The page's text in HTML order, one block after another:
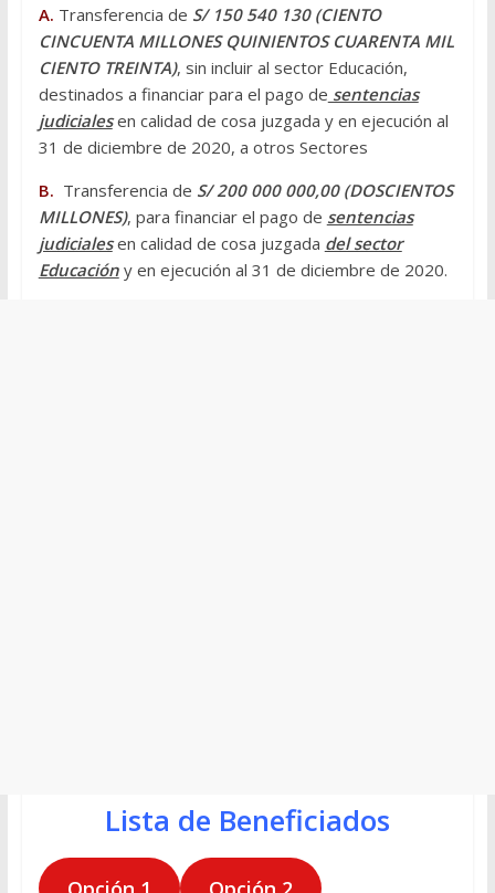
A. Transferencia de S/ 150 540 130 (CIENTO
CINCUENTA MILLONES QUINIENTOS CUARENTA MIL
CIENTO TREINTA), sin incluir al sector Educación,
destinados a financiar para el pago de sentencias
judicialesen calidad de cosa juzgada y en ejecución al
31 de diciembre de 2020, a otros Sectores
B. Transferencia de S/ 200 000 000,00 (DOSCIENTOS
MILLONES), para financiar el pago de sentencias
judicialesen calidad de cosa juzgada del sector
Educacióny en ejecución al 31 de diciembre de 2020.
Lista de Beneficiados